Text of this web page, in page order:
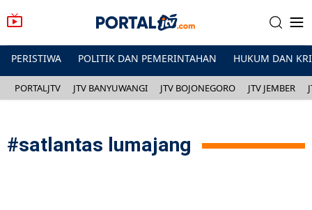
PERISTIWA POLITIK DAN PEMERINTAHAN HUKUM DAN
PORTALJTV JTV BANYUWANGI JTV BOJONEGORO JTV JEMBER
#satlantas lumajang